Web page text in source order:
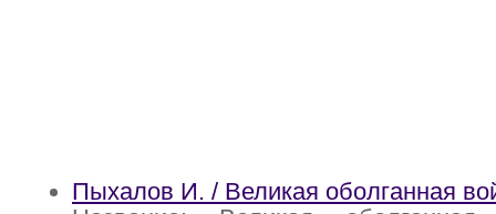
Пыхалов И. / Великая оболганная